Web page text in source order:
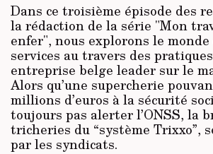
Dans ce troisième épisode des
la rédaction de la série "Mon
enfer", nous explorons le
services au travers des
entreprise belge leader sur le
Alors qu’une supercherie
millions d’euros à la sécurité
toujours pas alerter l’ONSS, la
tricheries du “système Trixxo”,
par les syndicats.